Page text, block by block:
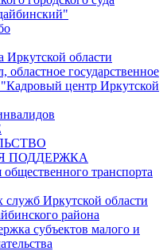
Иркутской области
государственное
центр Иркутской
ПОДДЕРЖКА
транспорта
Иркутской области
района
субъектов малого и